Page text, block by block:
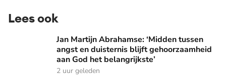
Lees ook
Jan Martijn Abrahamse: ‘Midden tussen angst en
Jan Martijn Abrahamse: ‘Midden tussen
angst en duisternis blijft gehoorzaamheid
aan God het belangrijkste’
2 uur geleden